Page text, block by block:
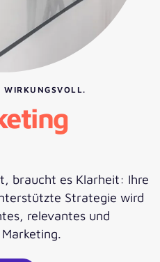
WIRKUNGSVOLL.
braucht es Klarheit: Ihre
Strategie wird
relevantes und